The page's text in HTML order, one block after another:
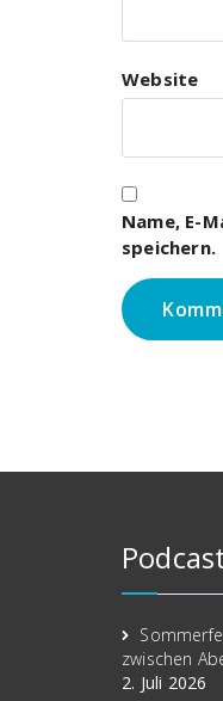
Website
Name, E-
speichern.
zwischen
2. Juli 2026